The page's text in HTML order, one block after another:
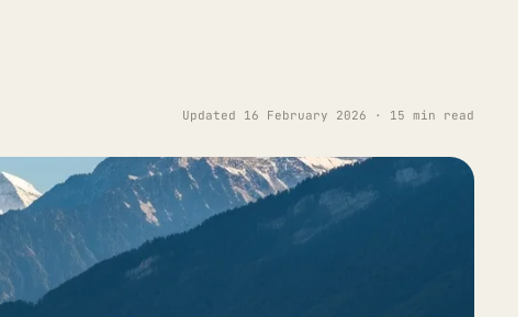
Updated 16 February 2026 · 15 min read